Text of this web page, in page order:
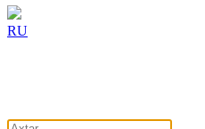
RU